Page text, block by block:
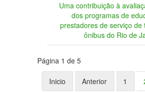
Uma contribuição à
dos programas de
prestadores de serviço de
ônibus do Rio de
Página 1 de 5
Inicio Anterior 1